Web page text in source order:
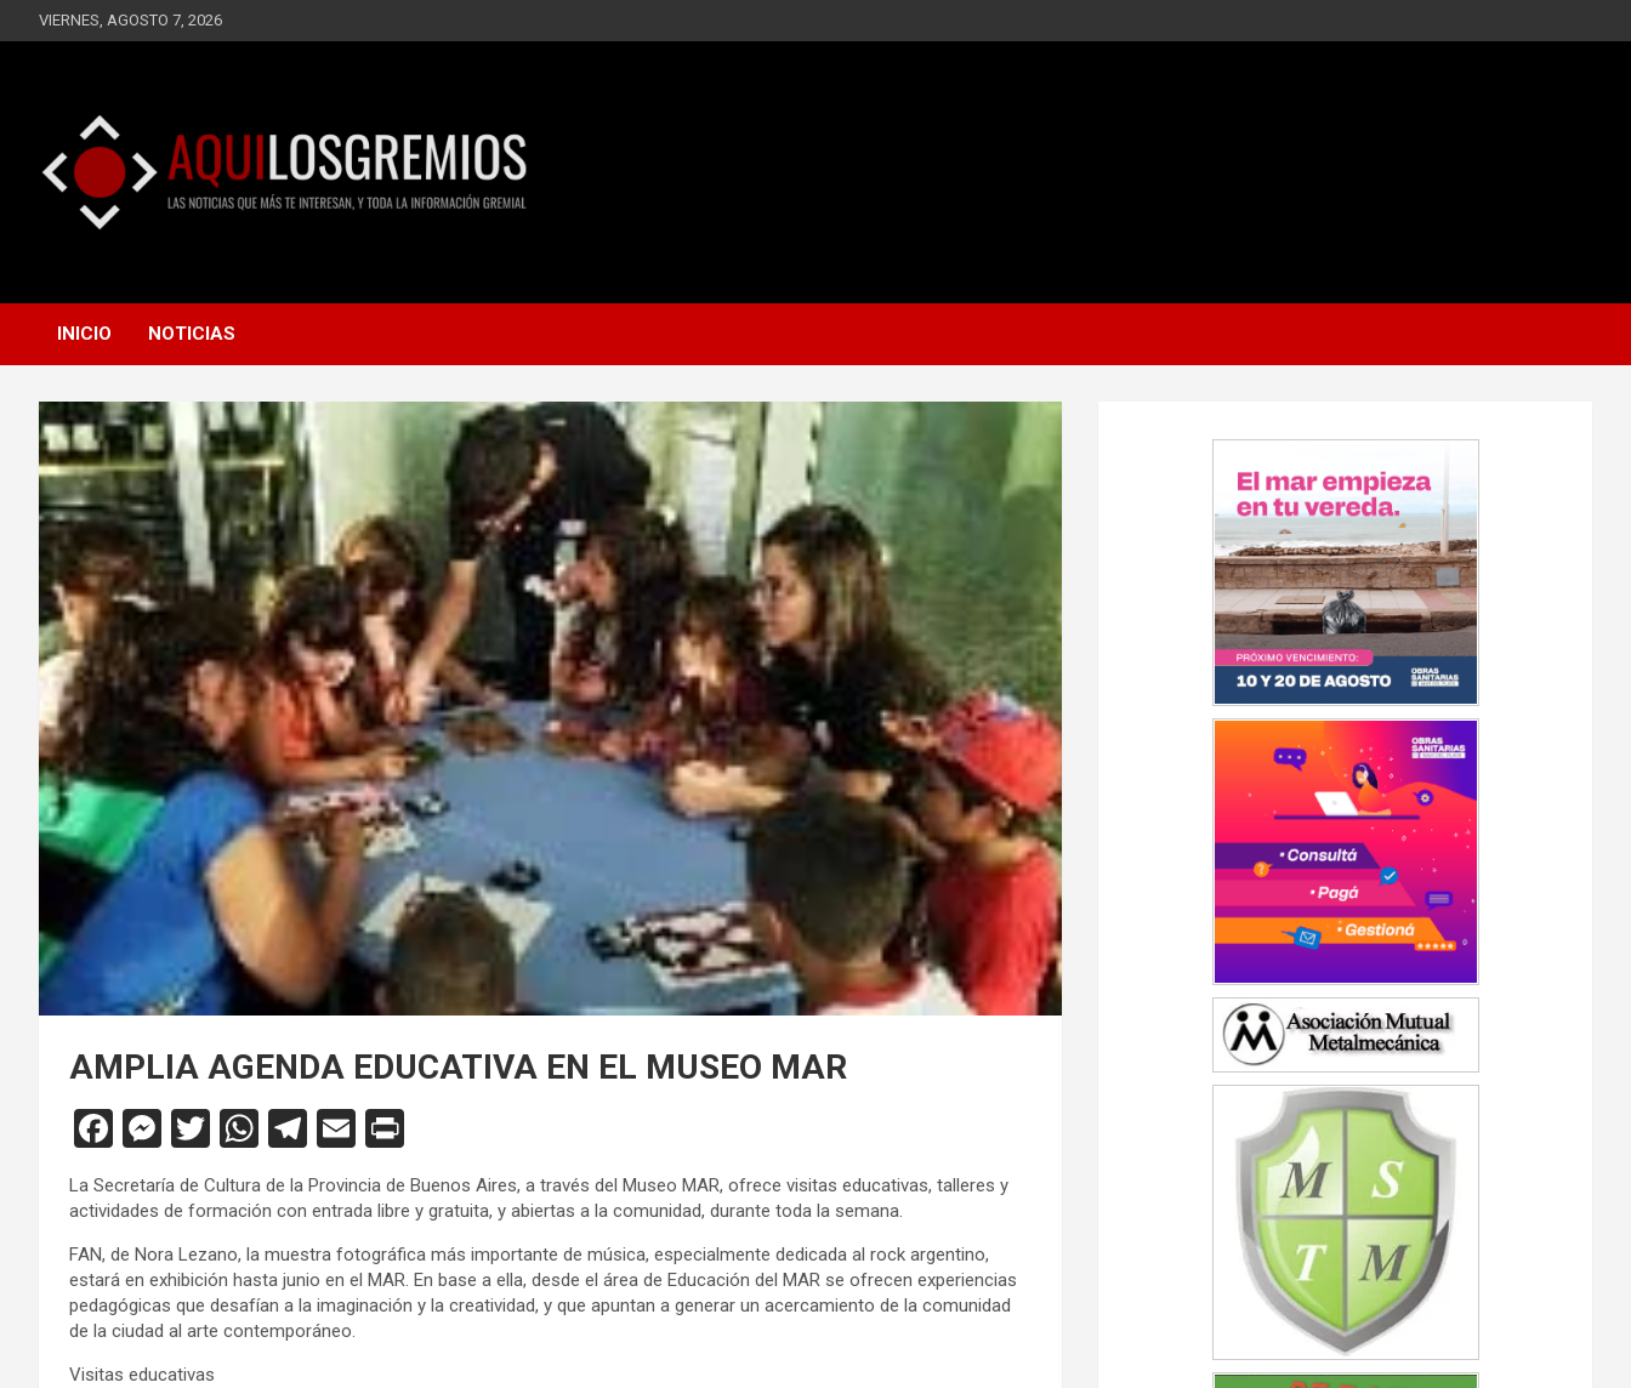
Saltar
al
VIERNES, AGOSTO 7, 2026
AQUÍ LOS GREMIOS
INFORMACIÓN GREMIAL
INICIO
NOTICIAS
AMPLIA AGENDA EDUCATIVA EN EL MUSEO MAR
F
ce
b
o
o
k
M
es
se
n
g
er
T
wi
tt
er
W
h
at
s
A
p
T
el
e
gr
a
m
E
m
ail
in
tF
ri
e
n
La Secretaría de Cultura de la Provincia de Buenos Aires, a través del Museo MAR, ofrece visitas educativas, talleres y
actividades de formación con entrada libre y gratuita, y abiertas a la comunidad, durante toda la semana.
FAN, de Nora Lezano, la muestra fotográfica más importante de música, especialmente dedicada al rock argentino,
estará en exhibición hasta junio en el MAR. En base a ella, desde el área de Educación del MAR se ofrecen experiencias
pedagógicas que desafían a la imaginación y la creatividad, y que apuntan a generar un acercamiento de la comunidad
de la ciudad al arte contemporáneo.
Visitas educativas